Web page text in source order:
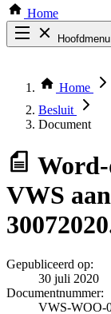
Home
Thema
Bekijk per
Home
Besluit
Document
VWS
Gepubliceerd op:
30 juli 2020
Documentnummer:
VWS-WOO-